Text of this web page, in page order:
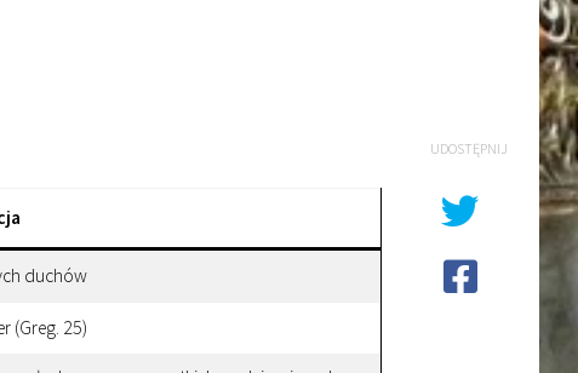
duchów
(Greg. 25)
UDOSTĘPNIJ